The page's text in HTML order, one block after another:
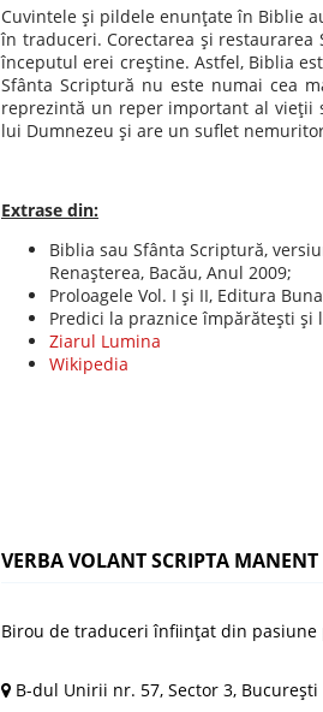
Cuvintele şi pildele enunţate în Biblie
în traduceri. Corectarea şi restaurarea
începutul erei creştine. Astfel, Biblia
Sfânta Scriptură nu este numai cea
reprezintă un reper important al vieţii
lui Dumnezeu şi are un suflet
Extrase din:
Biblia sau Sfânta Scriptură,
Renaşterea, Bacău, Anul 2009;
Proloagele Vol. I şi II, Editura
Predici la praznice împărăteşti şi
Ziarul Lumina
Wikipedia
VERBA VOLANT SCRIPTA MANENT
Birou de traduceri înfiinţat din
B-dul Unirii nr. 57, Sector 3, Bucureşti